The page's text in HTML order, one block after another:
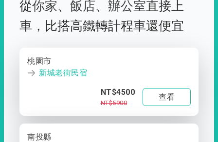
從你家、 飯店、 辦公室直接上
車， 比搭高鐵轉計程車還便宜
桃園市
新城老街民宿
NT$4500
NT$5900
查看
南投縣